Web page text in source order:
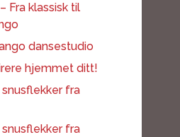
Fra klassisk til
dansestudio
hjemmet ditt!
fra
fra